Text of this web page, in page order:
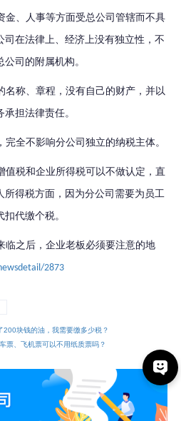
金、人事等方面受总公司管辖而不具
司在法律上、经济上没有独立性，不
司的附属机构。
名称、章程，没有自己的财产，并以
担法律责任。
全不影响分公司独立的纳税主体。
值税和企业所得税可以不做认定，直
所得税方面，因为分公司需要为员工
代缴个税。
临之后，企业老板必须要注意的地
2873
200块钱的油，我需要缴多少税？
票、飞机票可以不用纸质票吗？